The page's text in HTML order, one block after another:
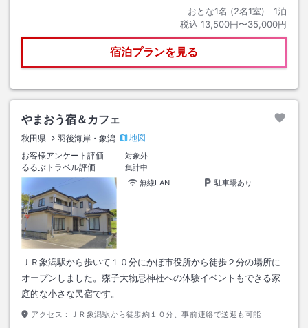
おとな1名 (2名1室)｜ 1泊
税込 13,500円〜35,000円
宿泊プランを見る
やまおう宿＆カフェ
秋田県 羽後海岸・象潟
地図
お客様アンケート評価
対象外
るるぶトラベル評価
集計中
無線LAN
駐車場あり
ＪＲ象潟駅から歩いて１０分にかほ市役所から徒歩２分の場所に
オープンしました。森子大物忌神社への体験イベントもできる家
庭的な小さな民宿です。
アクセス： ＪＲ象潟駅から徒歩約１０分、事前連絡で送迎も可能